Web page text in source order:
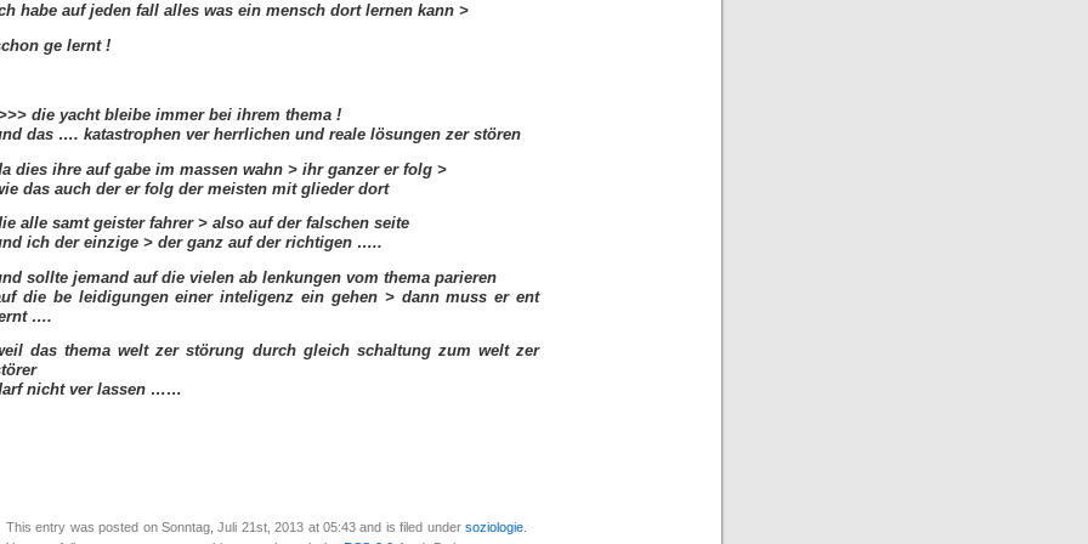
habe auf jeden fall alles was ein mensch dort lernen kann >
ge lernt !
die yacht bleibe immer bei ihrem thema !
das …. katastrophen ver herrlichen und reale lösungen zer stören
dies ihre auf gabe im massen wahn > ihr ganzer er folg >
das auch der er folg der meisten mit glieder dort
alle samt geister fahrer > also auf der falschen seite
ich der einzige > der ganz auf der richtigen …..
sollte jemand auf die vielen ab lenkungen vom thema parieren
die be leidigungen einer inteligenz ein gehen > dann muss er ent
….
das thema welt zer störung durch gleich schaltung zum welt zer
nicht ver lassen ……
This entry was posted on Sonntag, Juli 21st, 2013 at 05:43 and is filed under soziologie.